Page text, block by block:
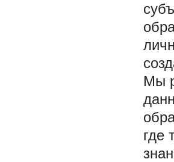
Мы
где